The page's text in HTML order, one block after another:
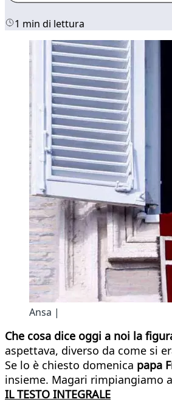
1 min di lettura
Ansa |
Che cosa dice oggi a noi la
aspettava, diverso da come si
Se lo è chiesto domenica papa
insieme. Magari rimpiangiamo
IL TESTO INTEGRALE